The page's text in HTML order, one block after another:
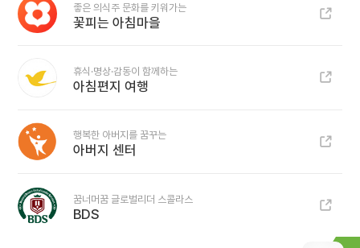
좋은 의식주 문화를 키워가는
꽃피는 아침마을
휴식·명상·감동이 함께하는
아침편지 여행
행복한 아버지를 꿈꾸는
아버지 센터
꿈너머꿈 글로벌리더 스콜라스
BDS